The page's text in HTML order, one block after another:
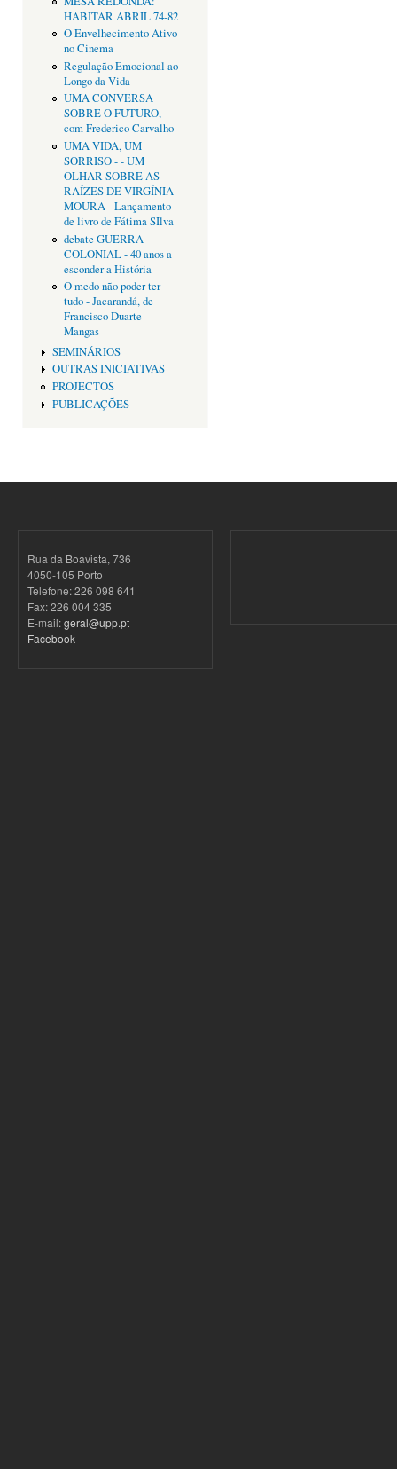
HABITAR ABRIL 74-82
O Envelhecimento Ativo
no Cinema
Regulação Emocional ao
Longo da Vida
UMA CONVERSA
SOBRE O FUTURO,
com Frederico Carvalho
UMA VIDA, UM
SORRISO - - UM
OLHAR SOBRE AS
RAÍZES DE VIRGÍNIA
MOURA - Lançamento
de livro de Fátima SIlva
debate GUERRA
COLONIAL - 40 anos a
esconder a História
O medo não poder ter
tudo - Jacarandá, de
Francisco Duarte
Mangas
SEMINÁRIOS
OUTRAS INICIATIVAS
PROJECTOS
PUBLICAÇÕES
Rua da Boavista, 736
4050-105 Porto
Telefone: 226 098 641
Fax: 226 004 335
E-mail:geral@upp.pt
Facebook